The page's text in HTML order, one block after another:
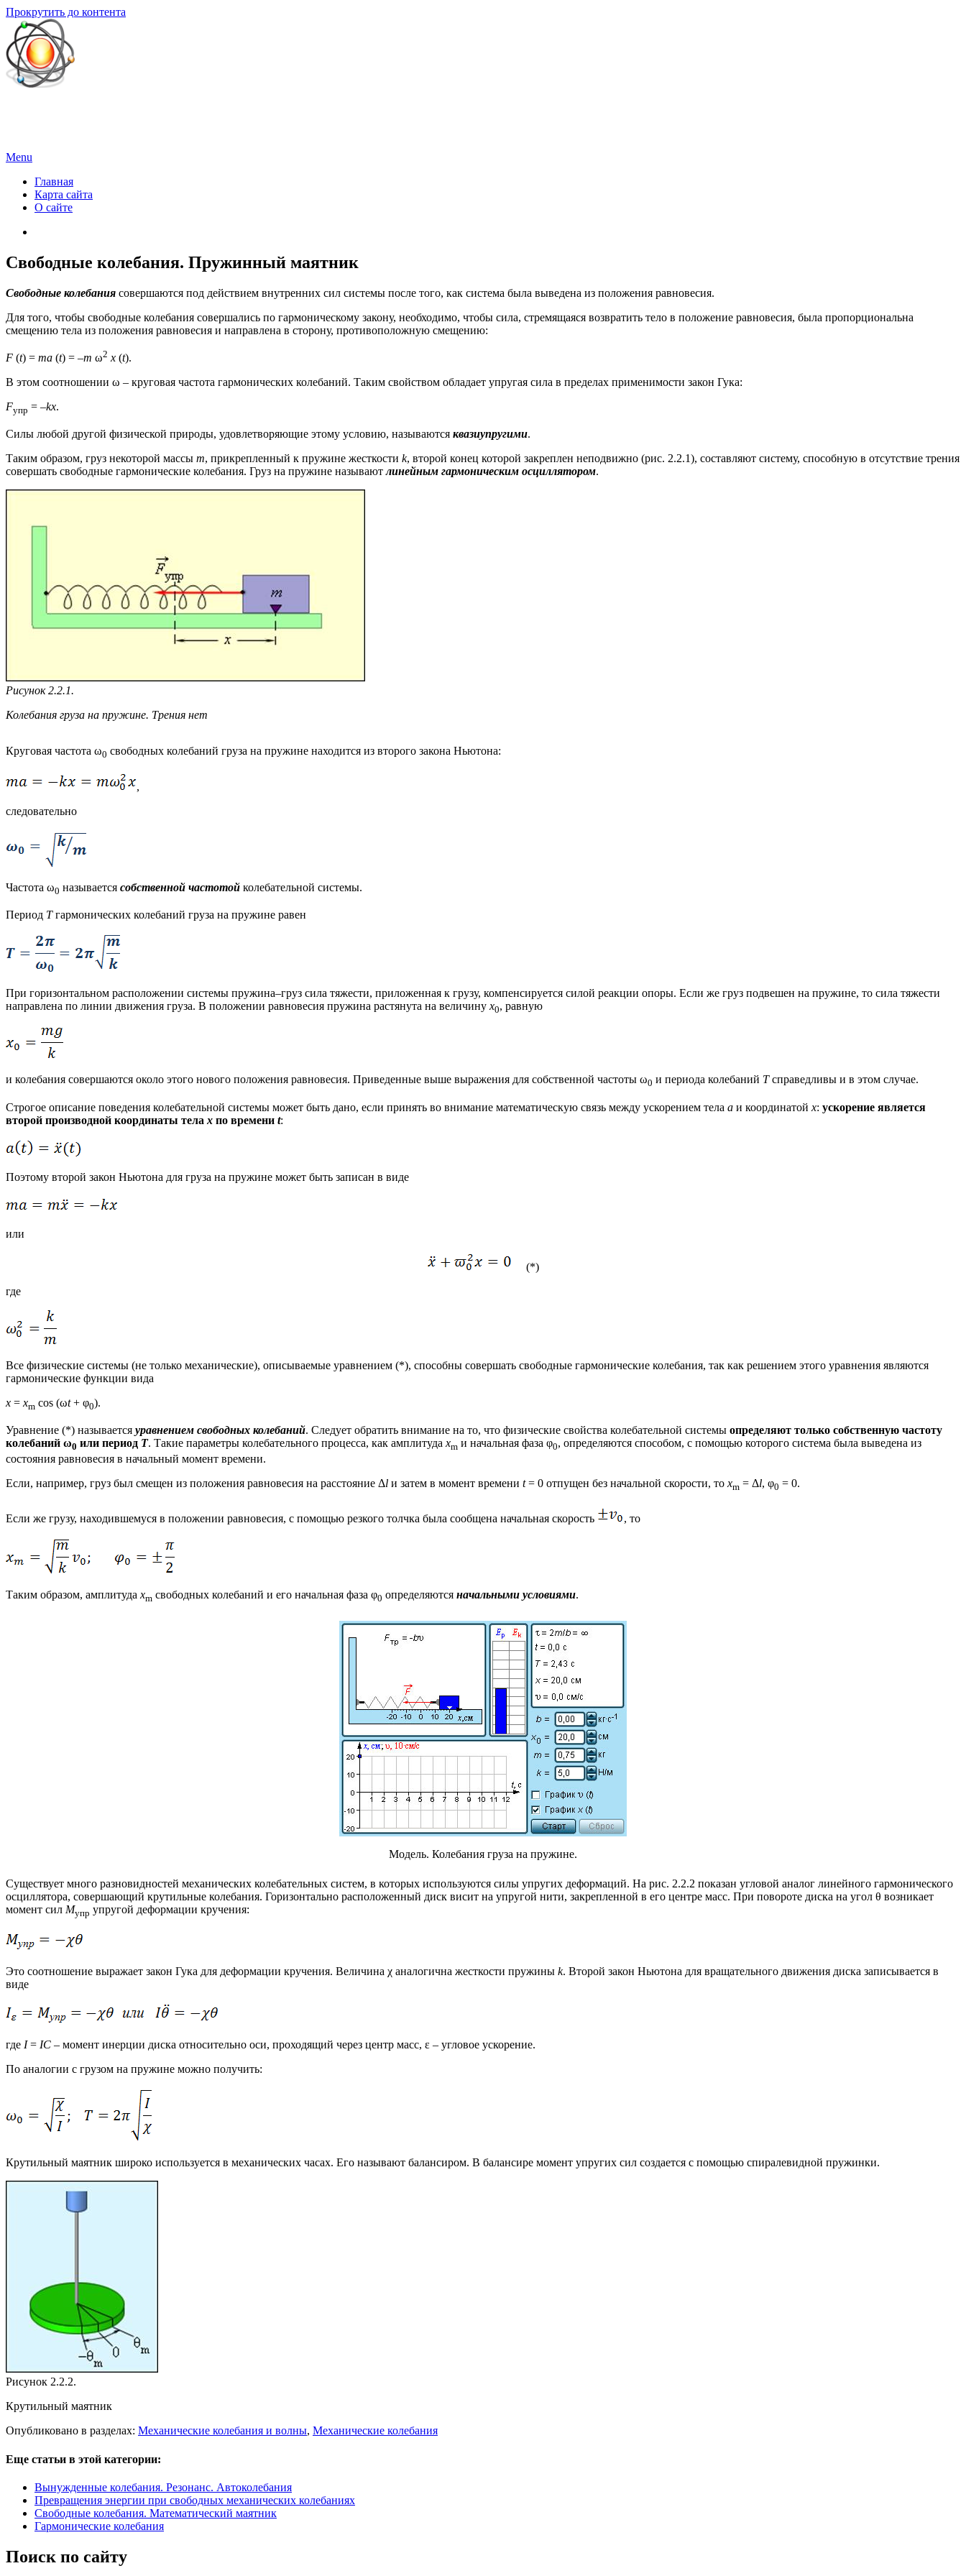
Прокрутить до контента
Menu
Главная
Карта сайта
О сайте
Свободные колебания. Пружинный маятник
Свободные колебания совершаются под действием внутренних сил системы после того, как система была выведена из положения равновесия.
Для того, чтобы свободные колебания совершались по гармоническому закону, необходимо, чтобы сила, стремящаяся возвратить тело в положение равновесия, была пропорциональна
смещению тела из положения равновесия и направлена в сторону, противоположную смещению:
F (t) = ma (t) = –m ω2 x (t).
В этом соотношении ω – круговая частота гармонических колебаний. Таким свойством обладает упругая сила в пределах применимости закон Гука:
Fупр = –kx.
Силы любой другой физической природы, удовлетворяющие этому условию, называются квазиупругими.
Таким образом, груз некоторой массы m, прикрепленный к пружине жесткости k, второй конец которой закреплен неподвижно (рис. 2.2.1), составляют систему, способную в отсутствие трения
совершать свободные гармонические колебания. Груз на пружине называютлинейным гармоническим осциллятором.
Рисунок 2.2.1.
Колебания груза на пружине. Трения нет
Круговая частота ω0 свободных колебаний груза на пружине находится из второго закона Ньютона:
,
следовательно
Частота ω0 называется собственной частотой колебательной системы.
Период Tгармонических колебаний груза на пружине равен
При горизонтальном расположении системы пружина–груз сила тяжести, приложенная к грузу, компенсируется силой реакции опоры. Если же груз подвешен на пружине, то сила тяжести
направлена по линии движения груза. В положении равновесия пружина растянута на величину x0, равную
и колебания совершаются около этого нового положения равновесия. Приведенные выше выражения для собственной частоты ω0 и периода колебаний Tсправедливы и в этом случае.
Строгое описание поведения колебательной системы может быть дано, если принять во внимание математическую связь между ускорением тела a и координатой x: ускорение является
второй производной координаты тела x по времени t:
Поэтому второй закон Ньютона для груза на пружине может быть записан в виде
или
(*)
где
Все физические системы (не только механические), описываемые уравнением (*), способны совершать свободные гармонические колебания, так как решением этого уравнения являются
гармонические функции вида
x = xm cos (ωt+ φ0).
Уравнение (*) называется уравнением свободных колебаний. Следует обратить внимание на то, что физические свойства колебательной системы определяют только собственную частоту
колебаний ω0 или период T. Такие параметры колебательного процесса, как амплитуда xm и начальная фаза φ0, определяются способом, с помощью которого система была выведена из
состояния равновесия в начальный момент времени.
Если, например, груз был смещен из положения равновесия на расстояние Δl и затем в момент времени t= 0 отпущен без начальной скорости, то xm = Δl, φ0 = 0.
Если же грузу, находившемуся в положении равновесия, с помощью резкого толчка была сообщена начальная скорость , то
Таким образом, амплитуда xm свободных колебаний и его начальная фаза φ0 определяются начальными условиями.
Модель. Колебания груза на пружине.
Существует много разновидностей механических колебательных систем, в которых используются силы упругих деформаций. На рис. 2.2.2 показан угловой аналог линейного гармонического
осциллятора, совершающий крутильные колебания. Горизонтально расположенный диск висит на упругой нити, закрепленной в его центре масс. При повороте диска на угол θ возникает
момент сил Mупр упругой деформации кручения:
Это соотношение выражает закон Гука для деформации кручения. Величина χ аналогична жесткости пружины k. Второй закон Ньютона для вращательного движения диска записывается в
виде
где I= IC – момент инерции диска относительно оси, проходящий через центр масс, ε – угловое ускорение.
По аналогии с грузом на пружине можно получить:
Крутильный маятник широко используется в механических часах. Его называют балансиром. В балансире момент упругих сил создается с помощью спиралевидной пружинки.
Рисунок 2.2.2.
Крутильный маятник
Опубликовано в разделах: Механические колебания и волны, Механические колебания
Еще статьи в этой категории:
Вынужденные колебания. Резонанс. Автоколебания
Превращения энергии при свободных механических колебаниях
Свободные колебания. Математический маятник
Гармонические колебания
Поиск по сайту